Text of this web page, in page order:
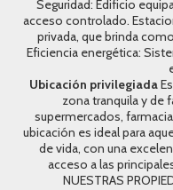
Seguridad: Edificio
acceso controlado.
privada, que brinda
Eficiencia energética:
Ubicación privilegiada
zona tranquila y de
supermercados,
ubicación es ideal para
de vida, con una
acceso a las
NUESTRAS